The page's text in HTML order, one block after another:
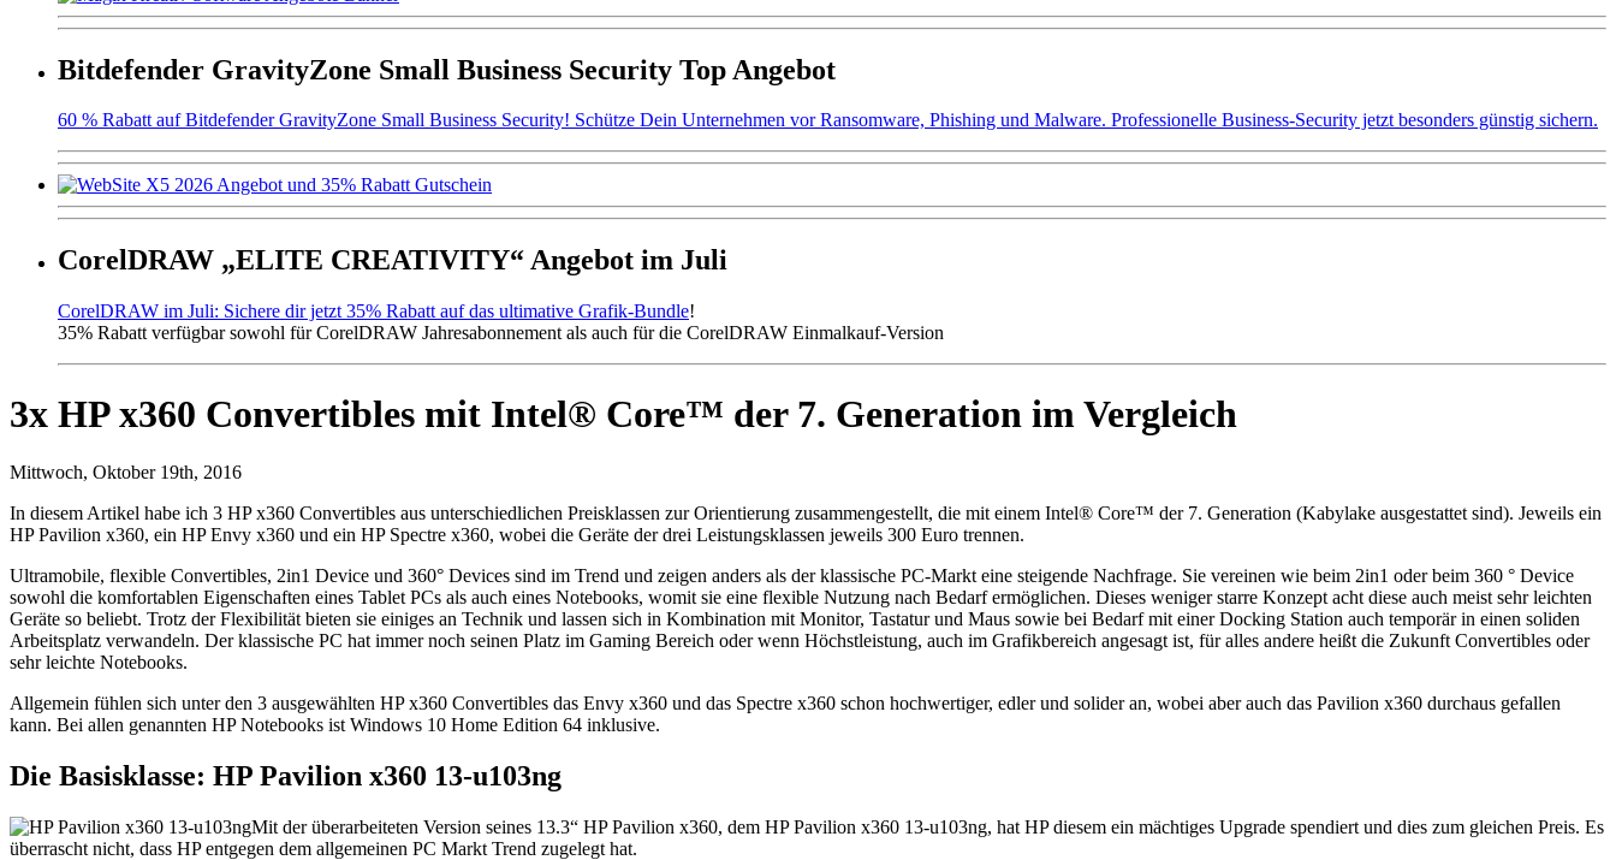
Bitdefender GravityZone Small Business Security Top Angebot
60 % Rabatt auf Bitdefender GravityZone Small Business Security! Schütze Dein Unternehmen vor Ransomware, Phishing und Malware. Professionelle Business-Security jetzt besonders günstig sichern.
CorelDRAW „ELITE CREATIVITY“ Angebot im Juli
CorelDRAW im Juli: Sichere dir jetzt 35% Rabatt auf das ultimative Grafik-Bundle!
35% Rabatt verfügbar sowohl für CorelDRAW Jahresabonnement als auch für die CorelDRAW Einmalkauf-Version
3x HP x360 Convertibles mit Intel® Core™ der 7. Generation im Vergleich
Mittwoch, Oktober 19th, 2016
In diesem Artikel habe ich 3 HP x360 Convertibles aus unterschiedlichen Preisklassen zur Orientierung zusammengestellt, die mit einem Intel® Core™ der 7. Generation (Kabylake ausgestattet sind). Jeweils ein
HP Pavilion x360, ein HP Envy x360 und ein HP Spectre x360, wobei die Geräte der drei Leistungsklassen jeweils 300 Euro trennen.
Ultramobile, flexible Convertibles, 2in1 Device und 360° Devices sind im Trend und zeigen anders als der klassische PC-Markt eine steigende Nachfrage. Sie vereinen wie beim 2in1 oder beim 360 ° Device
sowohl die komfortablen Eigenschaften eines Tablet PCs als auch eines Notebooks, womit sie eine flexible Nutzung nach Bedarf ermöglichen. Dieses weniger starre Konzept acht diese auch meist sehr leichten
Geräte so beliebt. Trotz der Flexibilität bieten sie einiges an Technik und lassen sich in Kombination mit Monitor, Tastatur und Maus sowie bei Bedarf mit einer Docking Station auch temporär in einen soliden
Arbeitsplatz verwandeln. Der klassische PC hat immer noch seinen Platz im Gaming Bereich oder wenn Höchstleistung, auch im Grafikbereich angesagt ist, für alles andere heißt die Zukunft Convertibles oder
sehr leichte Notebooks.
Allgemein fühlen sich unter den 3 ausgewählten HP x360 Convertibles das Envy x360 und das Spectre x360 schon hochwertiger, edler und solider an, wobei aber auch das Pavilion x360 durchaus gefallen
kann. Bei allen genannten HP Notebooks ist Windows 10 Home Edition 64 inklusive.
Die Basisklasse: HP Pavilion x360 13-u103ng
Mit der überarbeiteten Version seines 13.3“ HP Pavilion x360, dem HP Pavilion x360 13-u103ng, hat HP diesem ein mächtiges Upgrade spendiert und dies zum gleichen Preis. Es
überrascht nicht, dass HP entgegen dem allgemeinen PC Markt Trend zugelegt hat.